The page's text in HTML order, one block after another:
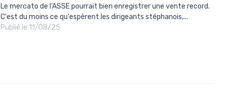
Le mercato de l'ASSE pourrait bien enregistrer une vente record.
C'est du moins ce qu'espèrent les dirigeants stéphanois,...
Publié le 11/08/25